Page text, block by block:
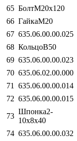
65 БолтМ20х120
66 ГайкаМ20
67 635.06.00.00.025
68 КольцоВ50
69 635.06.00.00.023
70 635.06.02.00.000
71
635.06.00.00.014
72 635.06.00.00.015
73
Шпонка2-
10х8х40
74 635.06.00.00.032